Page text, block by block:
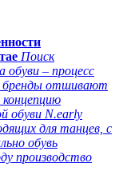
Поиск
обуви – процесс
бренды отшивают
обуви N.early
для танцев, с
обувь
производство